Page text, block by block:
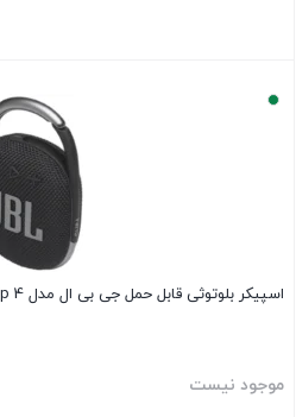
اسپیکر بلوتوثی قابل حمل جی بی ال مدل clip 4
موجود نیست